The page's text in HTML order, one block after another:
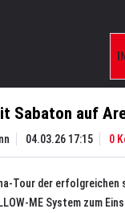
Sabaton auf
04.03.26 17:15 0
Tour der erfolgreichen
ME System zum